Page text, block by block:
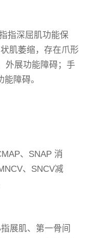
指深屈肌功能保
肌萎缩，存在爪形
外展功能障碍；手
障碍。
、SNAP 消
、SNCV减
展肌、第一骨间